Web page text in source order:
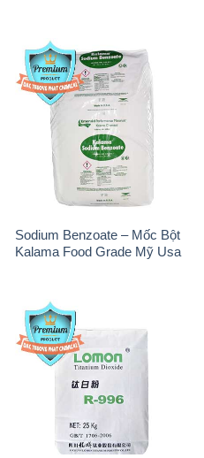
Sodium Benzoate – Mốc Bột
Kalama Food Grade Mỹ Usa
Oxit Titan KA100 – Tio2 Trung